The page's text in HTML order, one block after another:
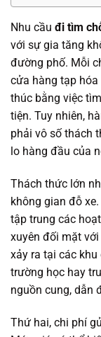
Nhu cầu đi tìm
với sự gia tăng
đường phố. Mỗi
cửa hàng tạp hóa
thúc bằng việc
tiện. Tuy nhiên,
phải vô số thách
lo hàng đầu của
Thách thức lớn
không gian đỗ
tập trung các
xuyên đối mặt
xảy ra tại các
trường học hay
nguồn cung, dẫn
Thứ hai, chi phí